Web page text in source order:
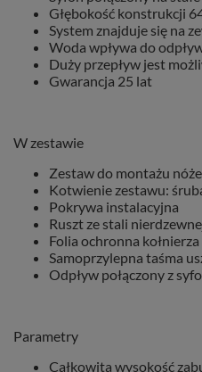
Głębokość konstrukcji
System znajduje się na
Woda wpływa do
Duży przepływ jest
Gwarancja 25 lat
W zestawie
Zestaw do montażu
Kotwienie zestawu:
Pokrywa instalacyjna
Ruszt ze stali
Folia ochronna
Samoprzylepna taśma
Odpływ połączony z
Parametry
Całkowita wysokość